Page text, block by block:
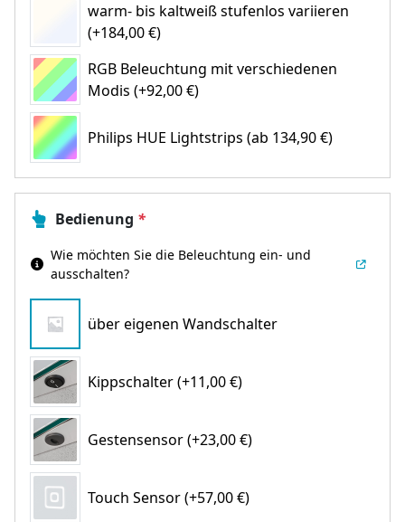
warm- bis kaltweiß stufenlos variieren
(+184,00 €)
RGB Beleuchtung mit verschiedenen
Modis (+92,00 €)
Philips HUE Lightstrips (ab 134,90 €)
Bedienung *
Wie möchten Sie die Beleuchtung ein- und
ausschalten?
über eigenen Wandschalter
Kippschalter (+11,00 €)
Gestensensor (+23,00 €)
Touch Sensor (+57,00 €)